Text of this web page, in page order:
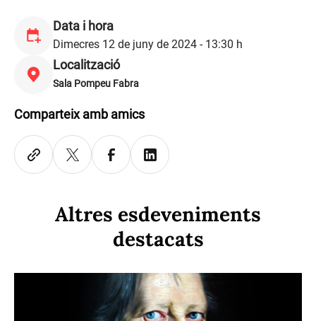
Data i hora
Dimecres 12 de juny de 2024 - 13:30 h
Localització
Sala Pompeu Fabra
Comparteix amb amics
Altres esdeveniments
destacats